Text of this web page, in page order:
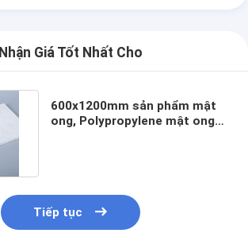
Nhận Giá Tốt Nhất Cho
600x1200mm sản phẩm mật
ong, Polypropylene mật ong
Tiếp tục